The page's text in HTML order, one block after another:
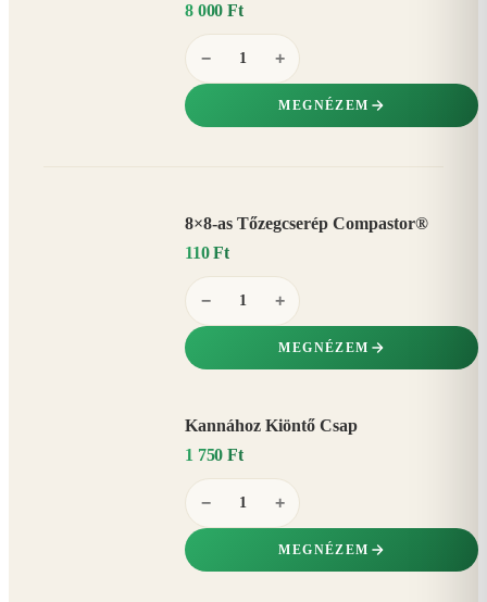
8 000 Ft
− +
MEGNÉZEM
8×8-as Tőzegcserép Compastor®
110 Ft
− +
MEGNÉZEM
Kannához Kiöntő Csap
1 750 Ft
− +
MEGNÉZEM